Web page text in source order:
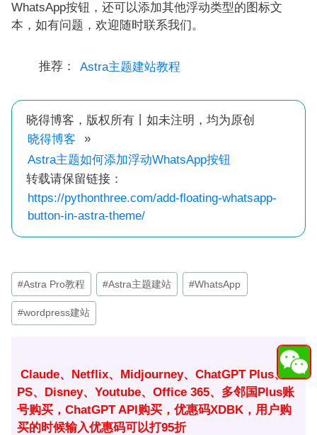
WhatsApp按钮，还可以添加其他浮动类型的图标文
本，如有问题，欢迎随时联系我们。
推荐： Astra主题建站教程
晓得博客，版权所有丨如未注明，均为原创
晓得博客
»
Astra主题如何添加浮动WhatsApp按钮
转载请保留链接：
https://pythonthree.com/add-floating-whatsapp-
button-in-astra-theme/
文
章
标
#Astra Pro教程 #Astra主题建站 #WhatsApp
#wordpress建站
Claude、Netflix、Midjourney、ChatGPT Plus、
PS、Disney、Youtube、Office 365、多邻国Plus账
号购买，ChatGPT API购买，优惠码XDBK，用户购
买的时候输入优惠码可以打95折